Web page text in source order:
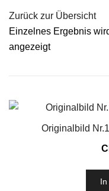
Zurück zur Übersicht
Einzelnes Ergebnis
angezeigt
Originalbild